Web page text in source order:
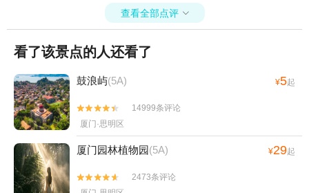
查看全部点评 
看了该景点的人还看了
鼓浪屿(5A) ¥5起


14999条评论
厦门·思明区
厦门园林植物园(5A) ¥29起


2473条评论